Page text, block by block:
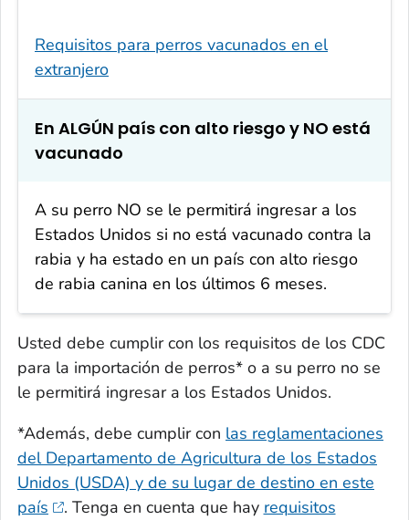
Requisitos para perros vacunados en el
extranjero
En ALGÚN país con alto riesgo y NO está
vacunado
A su perro NO se le permitirá ingresar a los
Estados Unidos si no está vacunado contra la
rabia y ha estado en un país con alto riesgo
de rabia canina en los últimos 6 meses.
Usted debe cumplir con los requisitos de los CDC
para la importación de perros* o a su perro no se
le permitirá ingresar a los Estados Unidos.
*Además, debe cumplir con las reglamentaciones
del Departamento de Agricultura de los Estados
Unidos (USDA) y de su lugar de destino en este
país
. Tenga en cuenta que hay requisitos